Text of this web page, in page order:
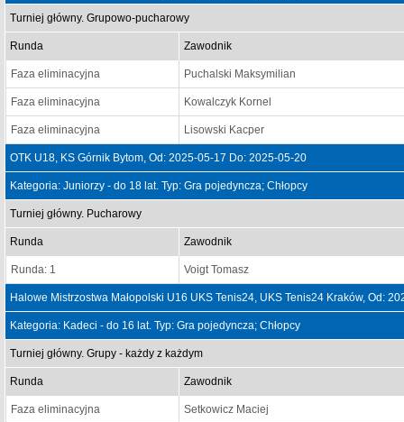
Turniej główny. Grupowo-pucharowy
Runda Zawodnik
Faza eliminacyjna Puchalski Maksymilian
Faza eliminacyjna Kowalczyk Kornel
Faza eliminacyjna Lisowski Kacper
OTK U18, KS Górnik Bytom, Od: 2025-05-17 Do: 2025-05-20
Kategoria: Juniorzy - do 18 lat. Typ: Gra pojedyncza; Chłopcy
Turniej główny. Pucharowy
Runda Zawodnik
Runda: 1 Voigt Tomasz
Halowe Mistrzostwa Małopolski U16 UKS Tenis24, UKS Tenis24 Kraków, Od:
Kategoria: Kadeci - do 16 lat. Typ: Gra pojedyncza; Chłopcy
Turniej główny. Grupy - każdy z każdym
Runda Zawodnik
Faza eliminacyjna Setkowicz Maciej